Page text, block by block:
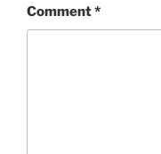
Comment*